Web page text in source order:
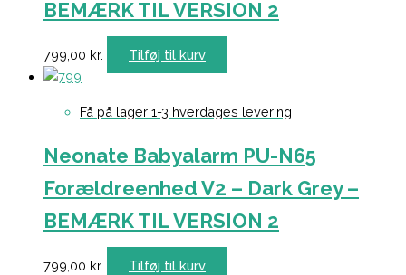
BEMÆRK TIL VERSION 2
799,00 kr. Tilføj til kurv
Få på lager 1-3 hverdages levering
Neonate Babyalarm PU-N65
Forældreenhed V2 – Dark Grey –
BEMÆRK TIL VERSION 2
799,00 kr. Tilføj til kurv